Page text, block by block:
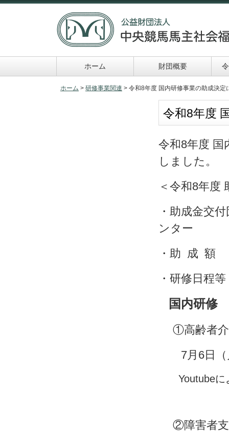
ホーム 財団概要
令和６年助成事業 申請及び報告書類一
ホーム > 研修事業関連 > 令和8年度 国内研修事業の助成決定
令和8年度
令和8年度 国
しました。
＜令和8年度
・助成金交
ンター
・助 成
・研修日程等
国内研修
①高齢者
7月6日（
Youtube
②障害者支